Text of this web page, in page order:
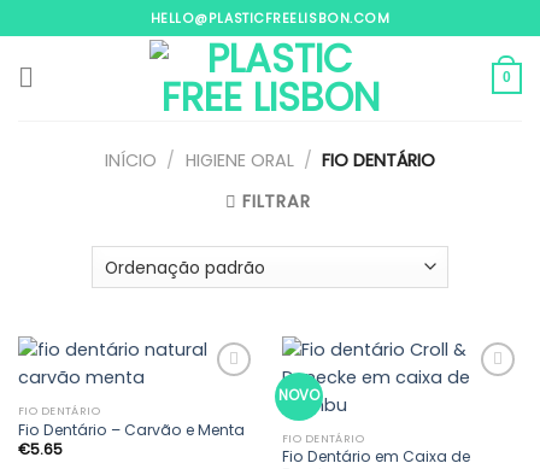
to
content
HELLO@PLASTICFREELISBON.COM
0
INÍCIO / HIGIENE ORAL / FIO DENTÁRIO
FILTRAR
Adicionar
FIO DENTÁRIO
Fio Dentário – Carvão e Menta
€5.65
NOVO
aos
meus
FIO DENTÁRIO
Fio Dentário em Caixa de